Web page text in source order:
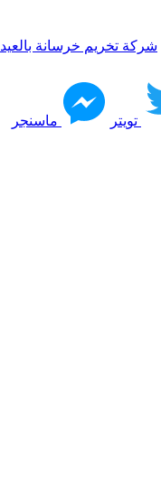
شركة تخريم خرسانة
تويتر ماسنجر